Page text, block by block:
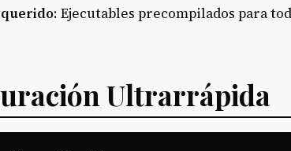
: Ejecutables precompilados para
Ultrarrápida